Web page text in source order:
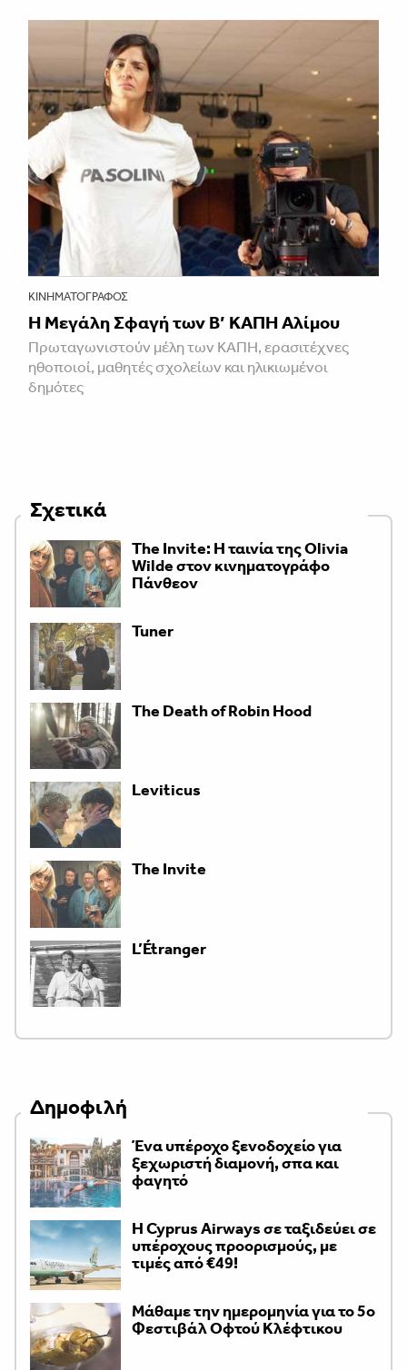
ΚΙΝΗΜΑΤΟΓΡΆΦΟΣ
Η Μεγάλη Σφαγή των Β’ ΚΑΠΗ Αλίμου
Πρωταγωνιστούν μέλη των ΚΑΠΗ, ερασιτέχνες
ηθοποιοί, μαθητές σχολείων και ηλικιωμένοι
δημότες
Σχετικά
The Invite: Η ταινία της Olivia
Wilde στον κινηματογράφο
Πάνθεον
Tuner
The Death of Robin Hood
Leviticus
The Invite
L’Étranger
Δημοφιλή
Ένα υπέροχο ξενοδοχείο για
ξεχωριστή διαμονή, σπα και
φαγητό
H Cyprus Airways σε ταξιδεύει σε
υπέροχους προορισμούς, με
τιμές από €49!
Μάθαμε την ημερομηνία για το 5ο
Φεστιβάλ Οφτού Κλέφτικου